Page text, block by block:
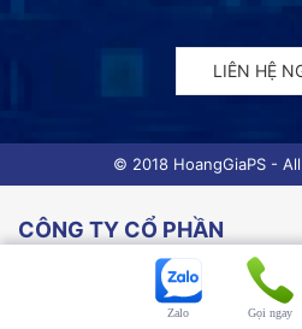
LIÊN HỆ
© 2018 HoangGiaPS -
CÔNG TY CỔ PHẦN
GIẢI PHÁP ĐÓNG GÓI
Địa chỉ : Tòa nhà ACCI,Gọi ngay
Zalo